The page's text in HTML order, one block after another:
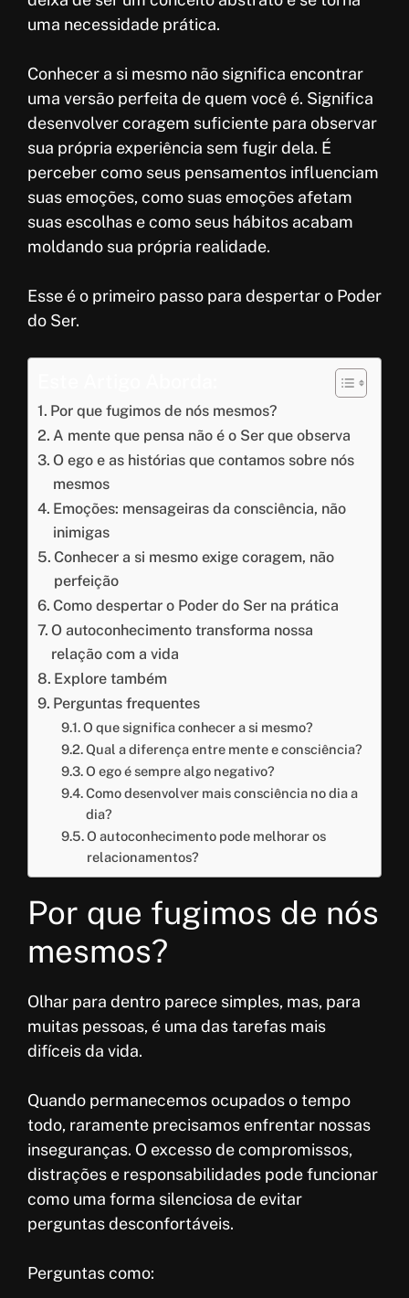
uma necessidade prática.
Conhecer a si mesmo não significa encontrar
uma versão perfeita de quem você é. Significa
desenvolver coragem suficiente para observar
sua própria experiência sem fugir dela. É
perceber como seus pensamentos influenciam
suas emoções, como suas emoções afetam
suas escolhas e como seus hábitos acabam
moldando sua própria realidade.
Esse é o primeiro passo para despertar o Poder
do Ser.
Por que fugimos de nós mesmos?
A mente que pensa não é o Ser que observa
O ego e as histórias que contamos sobre nós
mesmos
Emoções: mensageiras da consciência, não
inimigas
Conhecer a si mesmo exige coragem, não
perfeição
Como despertar o Poder do Ser na prática
O autoconhecimento transforma nossa
relação com a vida
Explore também
Perguntas frequentes
O que significa conhecer a si mesmo?
Qual a diferença entre mente e consciência?
O ego é sempre algo negativo?
Como desenvolver mais consciência no dia a
dia?
O autoconhecimento pode melhorar os
relacionamentos?
Por que fugimos de nós
mesmos?
Olhar para dentro parece simples, mas, para
muitas pessoas, é uma das tarefas mais
difíceis da vida.
Quando permanecemos ocupados o tempo
todo, raramente precisamos enfrentar nossas
inseguranças. O excesso de compromissos,
distrações e responsabilidades pode funcionar
como uma forma silenciosa de evitar
perguntas desconfortáveis.
Perguntas como: